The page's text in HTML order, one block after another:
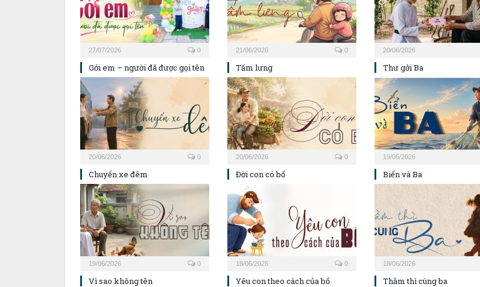
27/07/2026 0
Gởi em – người đã được gọi tên
21/06/2026 0
Tấm lưng
20/06/2026
Thư gởi Ba
20/06/2026 0
Chuyến xe đêm
20/06/2026 0
Đời con có bố
19/06/2026
Biển và Ba
19/06/2026 0
Vì sao không tên
18/06/2026 0
Yêu con theo cách của bố
18/06/2026
Thầm thì cùng ba